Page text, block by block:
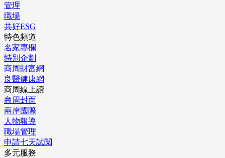
管理
職場
共好ESG
特色頻道
名家專欄
特別企劃
商周財富網
良醫健康網
商周線上讀
商周封面
兩岸國際
人物報導
職場管理
申請七天試閱
多元服務